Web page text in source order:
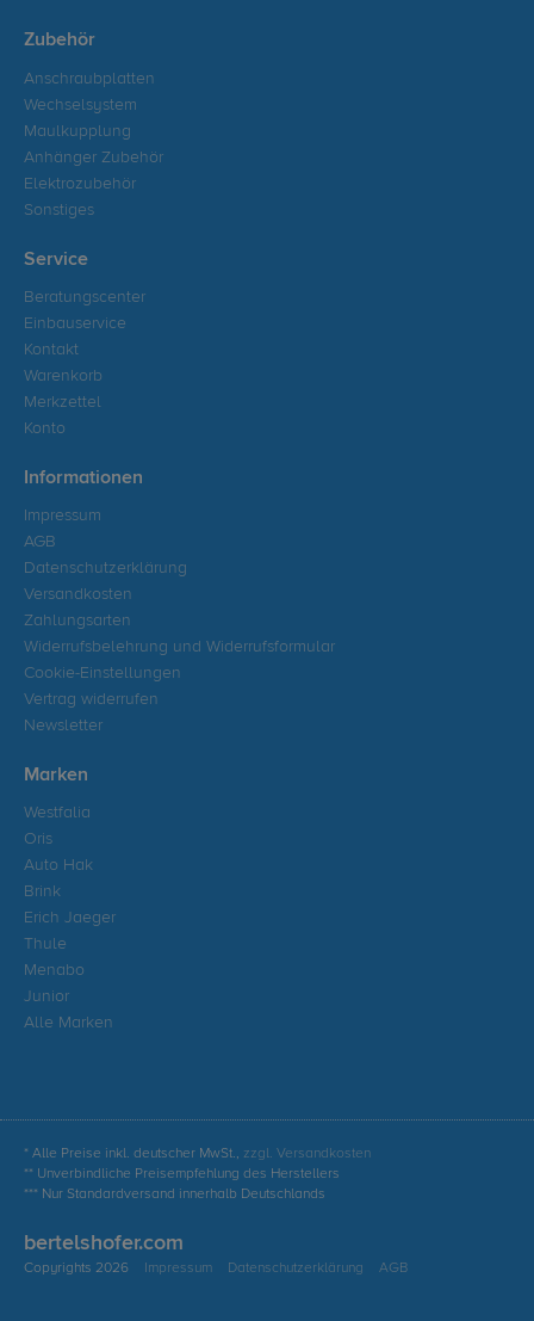
Zubehör
Anschraubplatten
Wechselsystem
Maulkupplung
Anhänger Zubehör
Elektrozubehör
Sonstiges
Service
Beratungscenter
Einbauservice
Kontakt
Warenkorb
Merkzettel
Konto
Informationen
Impressum
AGB
Datenschutzerklärung
Versandkosten
Zahlungsarten
Widerrufsbelehrung und Widerrufsformular
Cookie-Einstellungen
Vertrag widerrufen
Newsletter
Marken
Westfalia
Oris
Auto Hak
Brink
Erich Jaeger
Thule
Menabo
Junior
Alle Marken
* Alle Preise inkl. deutscher MwSt., zzgl. Versandkosten
** Unverbindliche Preisempfehlung des Herstellers
*** Nur Standardversand innerhalb Deutschlands
bertelshofer.com
Copyrights 2026 Impressum Datenschutzerklärung AGB